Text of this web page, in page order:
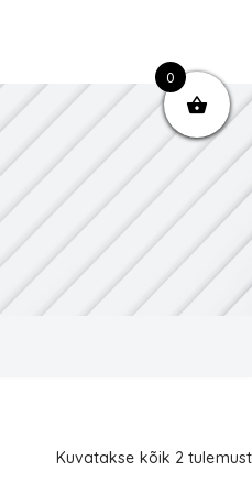
Kuvatakse kõik 2 tulemust
0